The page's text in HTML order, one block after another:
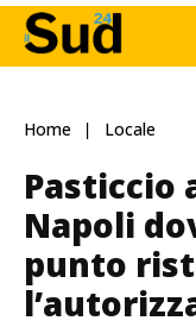
Home Locale
Pasticcio
Napoli
punto